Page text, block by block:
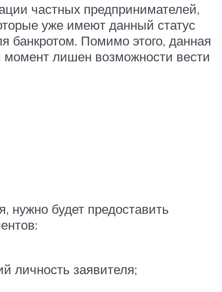
частных предпринимателей,
уже имеют данный статус
банкротом. Помимо этого, данная
момент лишен возможности вести
нужно будет предоставить
личность заявителя;